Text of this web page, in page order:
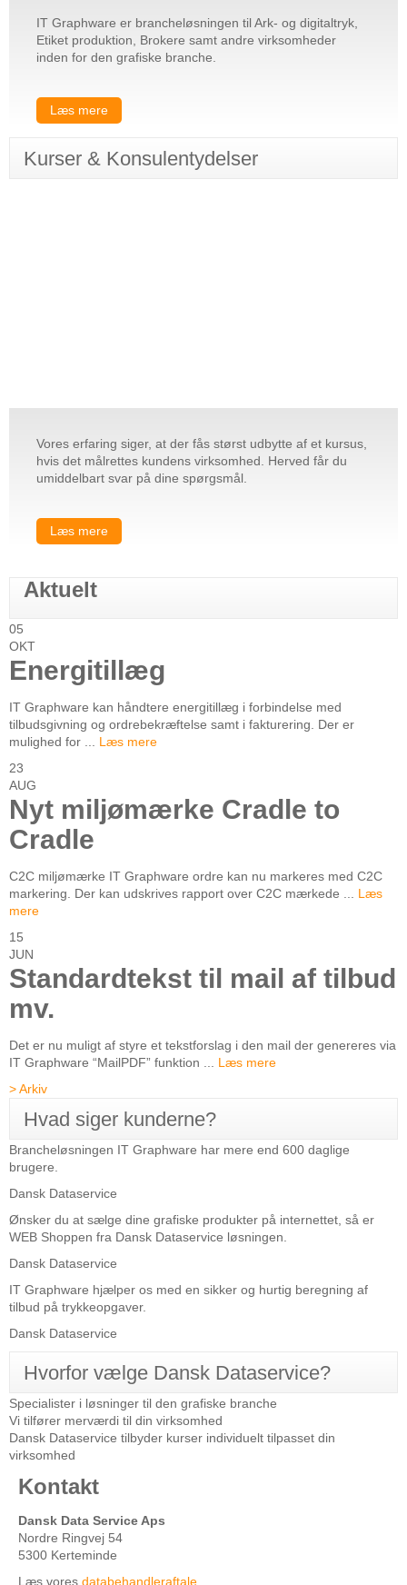
IT Graphware er brancheløsningen til Ark- og digitaltryk,
Etiket produktion, Brokere samt andre virksomheder
inden for den grafiske branche.
Læs mere
Kurser & Konsulentydelser
Vores erfaring siger, at der fås størst udbytte af et kursus,
hvis det målrettes kundens virksomhed. Herved får du
umiddelbart svar på dine spørgsmål.
Læs mere
Aktuelt
05
OKT
Energitillæg
IT Graphware kan håndtere energitillæg i forbindelse med
tilbudsgivning og ordrebekræftelse samt i fakturering. Der er
mulighed for ... Læs mere
23
AUG
Nyt miljømærke Cradle to
Cradle
C2C miljømærke IT Graphware ordre kan nu markeres med C2C
markering. Der kan udskrives rapport over C2C mærkede ... Læs
mere
15
JUN
Standardtekst til mail af tilbud
mv.
Det er nu muligt af styre et tekstforslag i den mail der genereres via
IT Graphware “MailPDF” funktion ... Læs mere
> Arkiv
Hvad siger kunderne?
Brancheløsningen IT Graphware har mere end 600 daglige
brugere.
Dansk Dataservice
Ønsker du at sælge dine grafiske produkter på internettet, så er
WEB Shoppen fra Dansk Dataservice løsningen.
Dansk Dataservice
IT Graphware hjælper os med en sikker og hurtig beregning af
tilbud på trykkeopgaver.
Dansk Dataservice
Hvorfor vælge Dansk Dataservice?
Specialister i løsninger til den grafiske branche
Vi tilfører merværdi til din virksomhed
Dansk Dataservice tilbyder kurser individuelt tilpasset din
virksomhed
Kontakt
Dansk Data Service Aps
Nordre Ringvej 54
5300 Kerteminde
Læs vores databehandleraftale